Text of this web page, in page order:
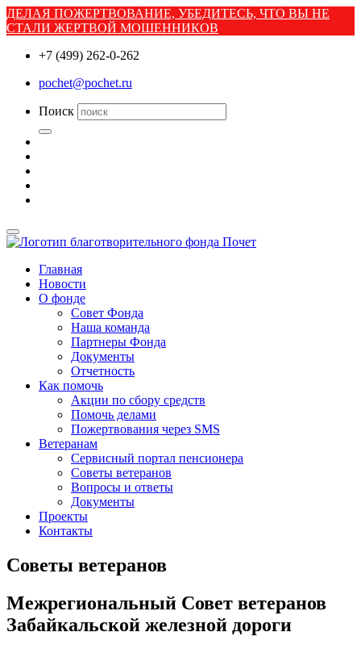
ДЕЛАЯ ПОЖЕРТВОВАНИЕ, УБЕДИТЕСЬ, ЧТО ВЫ НЕ
СТАЛИ ЖЕРТВОЙ МОШЕННИКОВ
+7 (499) 262-0-262
pochet@pochet.ru
Поиск
Главная
Новости
О фонде
Совет Фонда
Наша команда
Партнеры Фонда
Документы
Отчетность
Как помочь
Акции по сбору средств
Помочь делами
Пожертвования через SMS
Ветеранам
Сервисный портал пенсионера
Советы ветеранов
Вопросы и ответы
Документы
Проекты
Контакты
Советы ветеранов
Межрегиональный Совет ветеранов
Забайкальской железной дороги